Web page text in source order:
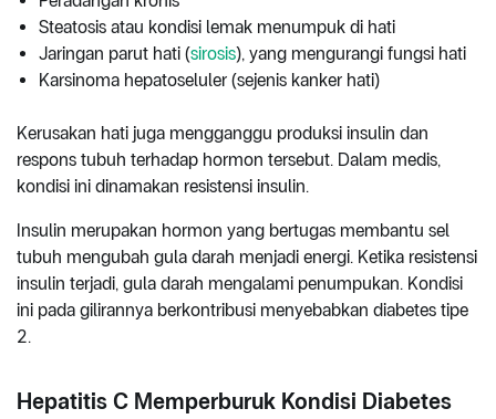
Steatosis atau kondisi lemak menumpuk di hati
Jaringan parut hati (sirosis), yang mengurangi fungsi hati
Karsinoma hepatoseluler (sejenis kanker hati)
Kerusakan hati juga mengganggu produksi insulin dan
respons tubuh terhadap hormon tersebut. Dalam medis,
kondisi ini dinamakan resistensi insulin.
Insulin merupakan hormon yang bertugas membantu sel
tubuh mengubah gula darah menjadi energi. Ketika resistensi
insulin terjadi, gula darah mengalami penumpukan. Kondisi
ini pada gilirannya berkontribusi menyebabkan diabetes tipe
2.
Hepatitis C Memperburuk Kondisi Diabetes